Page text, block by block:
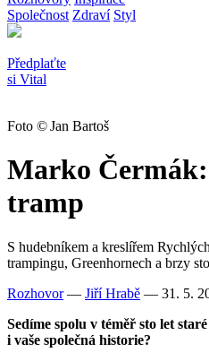
Společnost Zdraví Styl
Předplaťte
si Vital
Foto © Jan Bartoš
Marko
tramp
S hudebníkem a kreslířem
trampingu, Greenhornech a brzy
Rozhovor— Jiří Hrabě — 31. 5.
Sedíme spolu v téměř sto let
i vaše společná historie?